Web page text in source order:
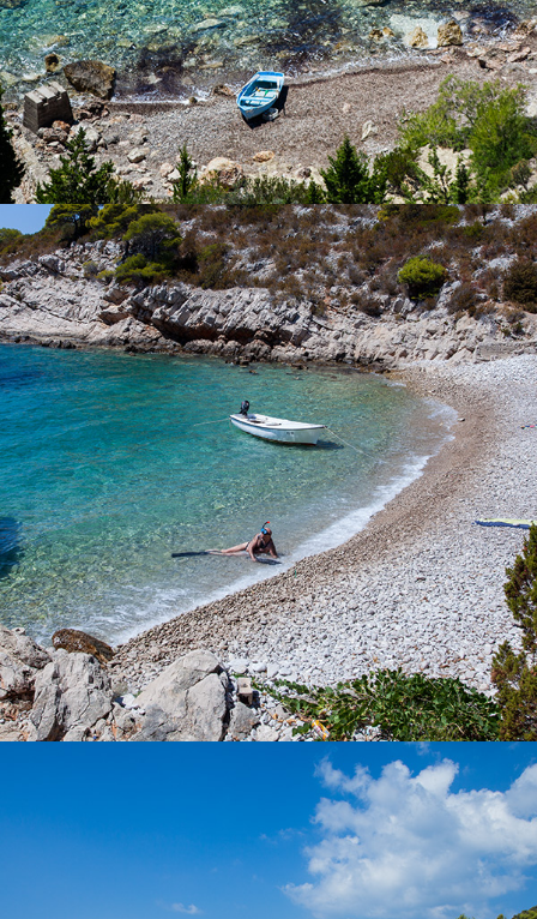
DER STRAND „PERNA“
Der Strand „Perna“ befindet sich in der Nähe der Bucht von
Komiža. Es zeichnet sich durch seine Ruhe und Sauberkeit aus.
Die Reinheit des klaren, blauen Meeres kann nicht mit Worten
beschrieben werden. Mieten Sie eines unserer Boote oder rufen
Sie unser schnelles Taxi-Boot und genießen Sie einen
ganztägigen Ausflug. Die Fahrt zum Strand dauert 5 Minuten.
x
DER STRAND POL BORCIĆE
Der Strand Pol Borciće befindet sich nicht weit von Komiža. Mit
unserem Taxiboot dauert die Fahrt 5 Minuten. Der Strand Pol
Borciće liegt zum Teil im Schatten und ist ideal für Familien mit
Kindern.